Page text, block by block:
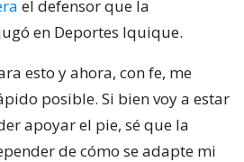
el defensor que la
en Deportes Iquique.
esto y ahora, con fe, me
posible. Si bien voy a estar
apoyar el pie, sé que la
de cómo se adapte mi